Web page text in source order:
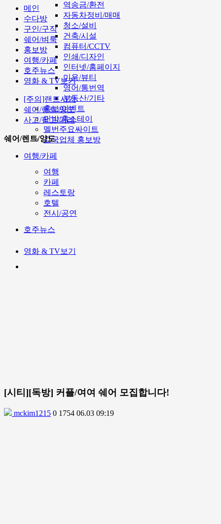
역송금/환전
자동차정비/매매
청소/설비
건축/시설
컴퓨터/CCTV
인쇄/디자인
인터넷/홈페이지
미용/뷰티
영어/통번역
부동산/기타
홍보/이벤트
민박/홈스테이
멜번주요싸이트
고국업체 홍보방
여행/카페
여행
카페
레스토랑
호텔
전시/공연
호주뉴스
영화 & TV보기
메인
수다방
구인/구직
쉐어/벼룩
홍보방
여행/카페
호주뉴스
영화 & TV보기
[주의]랜트사기
쉐어/렌트/양도
사고/팔고/거래
쉐어/렌트/양도
[시티][독방] 커플/여여 쉐어 모집합니다!
mckim1215 0 1754 06.03 09:19